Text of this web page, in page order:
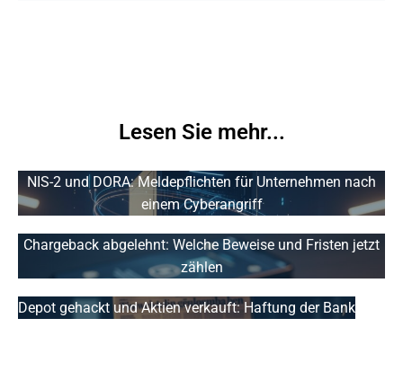
Lesen Sie mehr...
NIS-2 und DORA: Meldepflichten für Unternehmen nach
einem Cyberangriff
Chargeback abgelehnt: Welche Beweise und Fristen jetzt
zählen
Depot gehackt und Aktien verkauft: Haftung der Bank